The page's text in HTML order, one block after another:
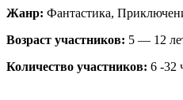
Жанр: Фантастика,
Возраст участников: 5 — 12
Количество участников: 6 -32